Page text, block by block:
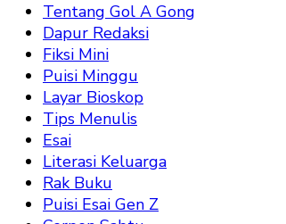
Tentang Gol A Gong
Dapur Redaksi
Fiksi Mini
Puisi Minggu
Layar Bioskop
Tips Menulis
Esai
Literasi Keluarga
Rak Buku
Puisi Esai Gen Z